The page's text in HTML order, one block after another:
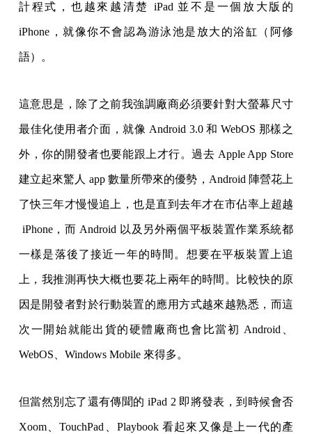
計程式，也越來越清楚 iPad 並不是一個放大版的
iPhone，就像你不會認為游泳池是放大的浴缸（阿修
語）。
這意思是，除了之前我強調廠商必須要針對大螢幕尺寸
最佳化使用者介面，就像 Android 3.0 和 WebOS 那樣之
外，你的開發者也要能跟上才行。過去 Apple App Store
建立起來驚人 app 數量所帶來的優勢，Android 陣營花上
了快三年才慢慢追上，也是直到去年才在市佔率上超越
iPhone，而 Android 以及另外兩個平板裝置作業系統都
一樣是落後了接近一年的時間。想要在平板裝置上追
上，我推測再快大概也要花上兩年的時間。比較快的原
因是開發者對於行動裝置的應用方式越來越熟悉，而這
次一開始就能出貨的硬體廠商也會比當初 Android、
WebOS、Windows Mobile 來得多。
但當然別忘了還有傳聞的 iPad 2 即將發表，到時候會否
Xoom、TouchPad、Playbook 看起來又像是上一代的產